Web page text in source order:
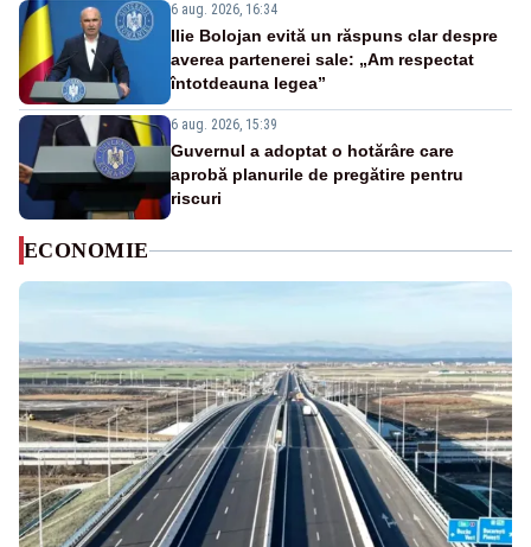
6 aug. 2026, 16:34
Ilie Bolojan evită un răspuns clar despre
averea partenerei sale: „Am respectat
întotdeauna legea”
6 aug. 2026, 15:39
Guvernul a adoptat o hotărâre care
aprobă planurile de pregătire pentru
riscuri
ECONOMIE